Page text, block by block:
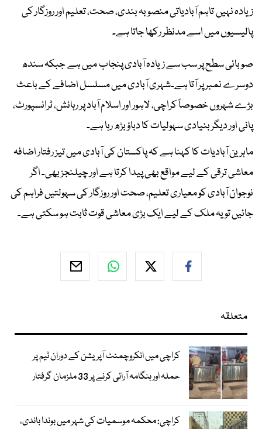
زیادہ نہیں تاہم آبادیاتی منصوبہ بندی، صحت، تعلیم اور روزگار کی
پالیسیوں میں اسے مدنظر رکھا جاتا ہے۔
صوبائی سطح پر سب سے زیادہ آبادی پنجاب میں ہے جبکہ سندھ
دوسرے نمبر پر آتا ہے۔شہری آبادی میں مسلسل اضافے کے باعث
بڑے شہروں خصوصاً کراچی، لاہور اور اسلام آباد پر رہائش، ٹرانسپورٹ،
پانی اور دیگر بنیادی سہولیات کا دباؤ بڑھ رہا ہے۔
ماہرین آبادیات کا کہنا ہے کہ پاکستان کی آبادی میں تیز رفتار اضافہ
معاشی ترقی کے لیے مواقع بھی پیدا کرتا ہے اور چیلنجز بھی۔ اگر
نوجوان آبادی کو معیاری تعلیم، صحت اور روزگار کی سہولتیں فراہم کی
جائیں تو یہ ملک کے لیے ایک بڑی معاشی قوت ثابت ہو سکتی ہے۔
متعلقہ
کراچی میں انکروچمنٹ آپریشن کے دوران ٹیم پر
حملہ اور ہنگامہ آرائی کرنے پر 33 ملزمان گرفتار
کراچی: محکمہ موسمیات کی شہر میں بوندا باندی،